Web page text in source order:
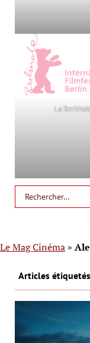
La
Le Mag Cinéma »
Articles